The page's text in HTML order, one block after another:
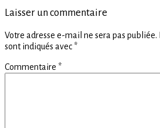
Laisser un commentaire
Votre adresse e-mail ne sera pas publiée.
sont indiqués avec *
Commentaire *